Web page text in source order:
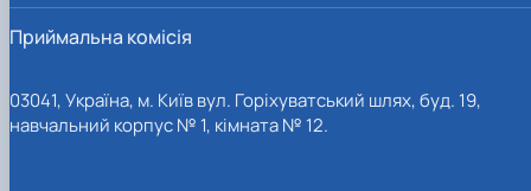
Приймальна комісія
03041, Україна, м. Київ вул. Горіхуватський шлях, буд. 19,
навчальний корпус № 1, кімната № 12.